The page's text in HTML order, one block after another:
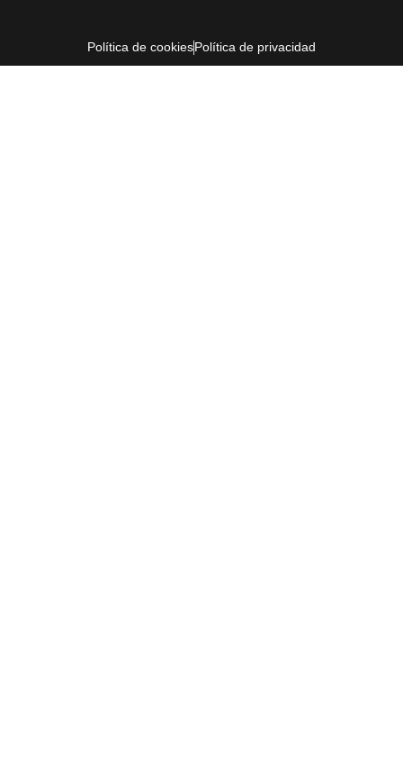
Política de cookiesPolítica de privacidad